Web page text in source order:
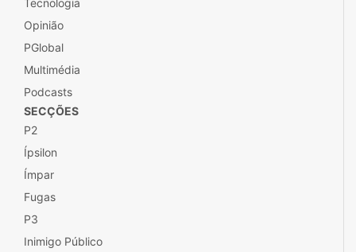
Opinião
PGlobal
Multimédia
Podcasts
SECÇÕES
P2
Ípsilon
Ímpar
Fugas
P3
Inimigo Público